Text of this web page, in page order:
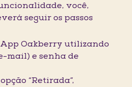
você,
seguir os passos
Oakberry utilizando
mail) e senha de
“Retirada”,